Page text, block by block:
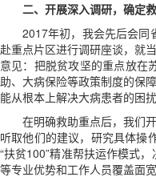
二、开展深入调研，确定
2017年初，我会先后会同
赴重点片区进行调研座谈，就
意见：把脱贫攻坚的重点放在
助、大病保险等政策制度的保
能从根本上解决大病患者的困
在明确救助重点后，我们
听取他们的建议，研究具体操
“扶贫100”精准帮扶运作模式
等专业优势和工作人员覆盖面